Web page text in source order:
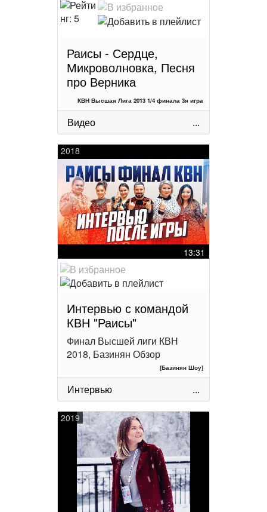
Раисы - Сердце,
Микроволновка, Песня
про Верника
КВН Высшая Лига 2013 1/4 финала 3я игра
Видео ...
2018
13:31
Интервью с командой
КВН "Раисы"
Финал Высшей лиги КВН
2018, Базинян Обзор
[Базинян Шоу]
Интервью ...
2019